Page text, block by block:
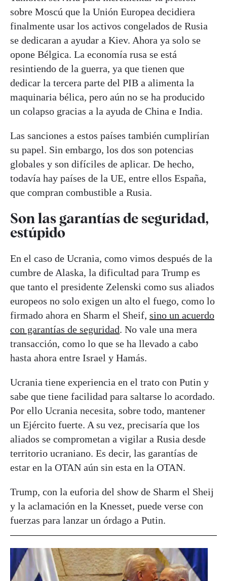
sobre Moscú que la Unión Europea decidiera
finalmente usar los activos congelados de Rusia
se dedicaran a ayudar a Kiev. Ahora ya solo se
opone Bélgica. La economía rusa se está
resintiendo de la guerra, ya que tienen que
dedicar la tercera parte del PIB a alimenta la
maquinaria bélica, pero aún no se ha producido
un colapso gracias a la ayuda de China e India.
Las sanciones a estos países también cumplirían
su papel. Sin embargo, los dos son potencias
globales y son difíciles de aplicar. De hecho,
todavía hay países de la UE, entre ellos España,
que compran combustible a Rusia.
Son las garantías de seguridad,
estúpido
En el caso de Ucrania, como vimos después de la
cumbre de Alaska, la dificultad para Trump es
que tanto el presidente Zelenski como sus aliados
europeos no solo exigen un alto el fuego, como lo
firmado ahora en Sharm el Sheif, sino un acuerdo
con garantías de seguridad. No vale una mera
transacción, como lo que se ha llevado a cabo
hasta ahora entre Israel y Hamás.
Ucrania tiene experiencia en el trato con Putin y
sabe que tiene facilidad para saltarse lo acordado.
Por ello Ucrania necesita, sobre todo, mantener
un Ejército fuerte. A su vez, precisaría que los
aliados se comprometan a vigilar a Rusia desde
territorio ucraniano. Es decir, las garantías de
estar en la OTAN aún sin esta en la OTAN.
Trump, con la euforia del show de Sharm el Sheij
y la aclamación en la Knesset, puede verse con
fuerzas para lanzar un órdago a Putin.